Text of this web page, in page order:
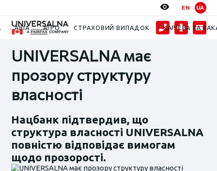
EN UA
АВІА АГРО СТРАХОВИЙ ВИПАДОК КАР’ЄРА ТА
UNIVERSALNA має прозору структуру власності
UNIVERSALNA має
прозору структуру
власності
Нацбанк підтвердив, що
структура власності UNIVERSALNA
повністю відповідає вимогам
щодо прозорості.